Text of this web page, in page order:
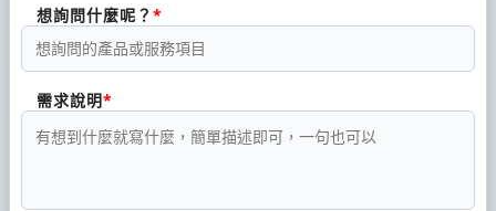
想詢問什麼呢？
需求說明